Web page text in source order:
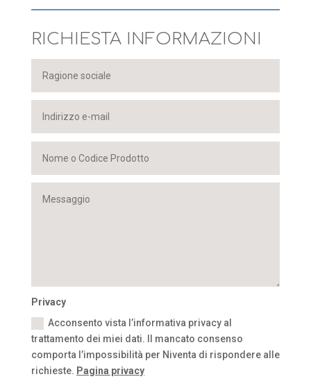
RICHIESTA INFORMAZIONI
Privacy
Acconsento vista l’informativa privacy al
trattamento dei miei dati. Il mancato consenso
comporta l’impossibilità per Niventa di rispondere alle
richieste. Pagina privacy